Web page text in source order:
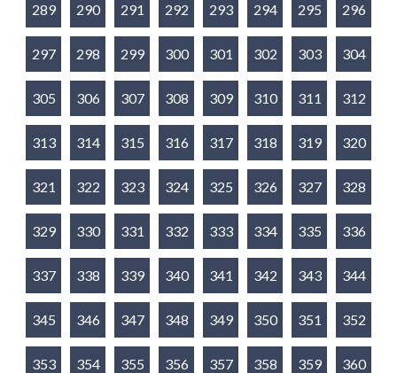
289 290 291 292 293 294 295 296
297 298 299 300 301 302 303 304
305 306 307 308 309 310 311 312
313 314 315 316 317 318 319 320
321 322 323 324 325 326 327 328
329 330 331 332 333 334 335 336
337 338 339 340 341 342 343 344
345 346 347 348 349 350 351 352
353 354 355 356 357 358 359 360